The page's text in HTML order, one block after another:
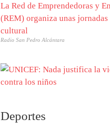
La Red de Emprendedoras y
(REM) organiza unas jornadas
cultural
Radio San Pedro Alcántara
Deportes